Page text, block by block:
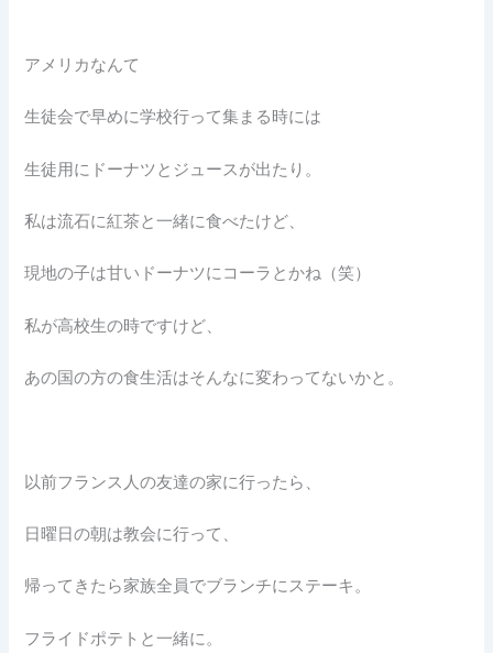
アメリカなんて
生徒会で早めに学校行って集まる時には
生徒用にドーナツとジュースが出たり。
私は流石に紅茶と一緒に食べたけど、
現地の子は甘いドーナツにコーラとかね（笑）
私が高校生の時ですけど、
あの国の方の食生活はそんなに変わってないかと。
以前フランス人の友達の家に行ったら、
日曜日の朝は教会に行って、
帰ってきたら家族全員でブランチにステーキ。
フライドポテトと一緒に。